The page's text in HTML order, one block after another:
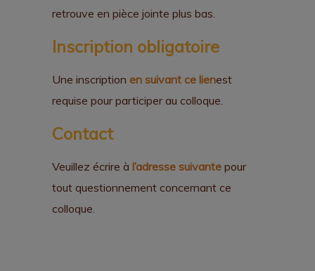
retrouve en pièce jointe plus bas.
Inscription obligatoire
Une inscription en suivant ce lienest
requise pour participer au colloque.
Contact
Veuillez écrire à l’adresse suivante pour
tout questionnement concernant ce
colloque.